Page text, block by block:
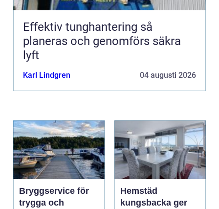
Effektiv tunghantering så
planeras och genomförs säkra
lyft
Karl Lindgren 04 augusti 2026
Bryggservice för
trygga och
Hemstäd
kungsbacka ger